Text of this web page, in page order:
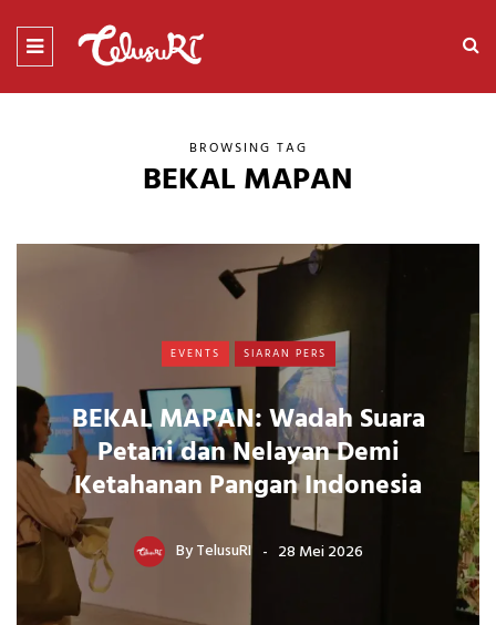
BROWSING TAG
BEKAL MAPAN
EVENTS SIARAN PERS
BEKAL MAPAN: Wadah Suara
Petani dan Nelayan Demi
Ketahanan Pangan Indonesia
ByTelusuRI 28 Mei 2026